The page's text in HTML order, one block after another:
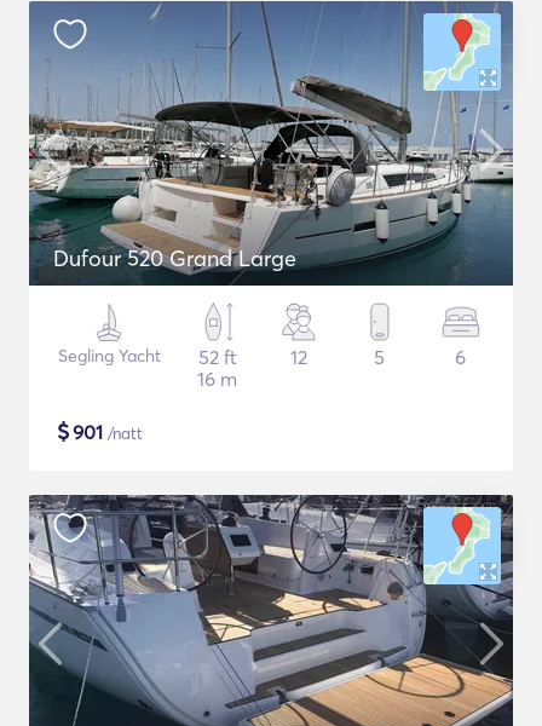
Dufour 520 Grand Large
Segling Yacht
52 ft
16 m
12 5 6
$901 /natt